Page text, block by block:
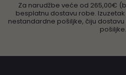
Za narudžbe veće od 265,00€
besplatnu dostavu robe.
nestandardne pošiljke, čiju
pošiljke.